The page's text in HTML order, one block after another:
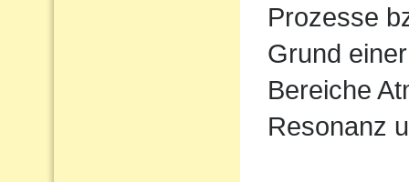
Prozesse
Grund
Bereiche
Resonanz